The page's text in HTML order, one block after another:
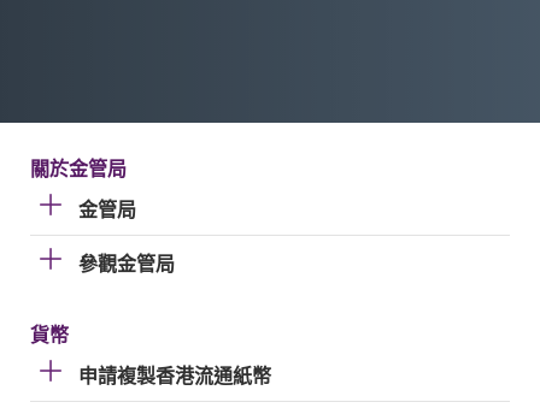
關於金管局
金管局
參觀金管局
貨幣
申請複製香港流通紙幣